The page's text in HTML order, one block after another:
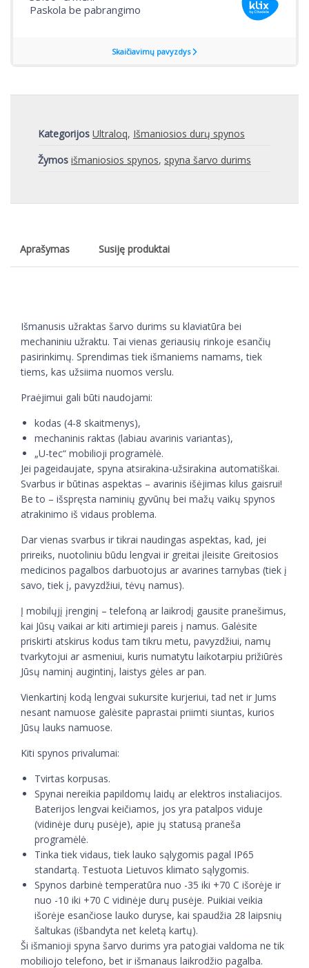
Kategorijos Ultraloq, Išmaniosios durų spynos
Žymos išmaniosios spynos, spyna šarvo durims
Aprašymas Susiję produktai
Išmanusis užraktas šarvo durims su klaviatūra bei
mechaniniu užraktu. Tai vienas geriausių rinkoje esančių
pasirinkimų. Sprendimas tiek išmaniems namams, tiek
tiems, kas užsiima nuomos verslu.
Praėjimui gali būti naudojami:
kodas (4-8 skaitmenys),
mechaninis raktas (labiau avarinis variantas),
„U-tec“ mobilioji programėlė.
Jei pageidaujate, spyna atsirakina-užsirakina automatiškai.
Svarbus ir būtinas aspektas – avarinis išėjimas kilus gaisrui!
Be to – išspręsta naminių gyvūnų bei mažų vaikų spynos
atrakinimo iš vidaus problema.
Dar vienas svarbus ir tikrai naudingas aspektas, kad, jei
prireiks, nuotoliniu būdu lengvai ir greitai įleisite Greitosios
medicinos pagalbos darbuotojus ar avarines tarnybas (tiek į
savo, tiek į, pavyzdžiui, tėvų namus).
Į mobilųjį įrenginį – telefoną ar laikrodį gausite pranešimus,
kai Jūsų vaikai ar kiti artimieji pareis į namus. Galėsite
priskirti atskirus kodus tam tikru metu, pavyzdžiui, namų
tvarkytojui ar asmeniui, kuris numatytu laikotarpiu prižiūrės
Jūsų naminį augintinį, laistys gėles ar pan.
Vienkartinį kodą lengvai sukursite kurjeriui, tad net ir Jums
nesant namuose galėsite paprastai priimti siuntas, kurios
Jūsų lauks namuose.
Kiti spynos privalumai:
Tvirtas korpusas.
Spynai nereikia papildomų laidų ar elektros instaliacijos.
Baterijos lengvai keičiamos, jos yra patalpos viduje
(vidinėje durų pusėje), apie jų statusą praneša
programėlė.
Tinka tiek vidaus, tiek lauko sąlygomis pagal IP65
standartą. Testuota Lietuvos klimato sąlygomis.
Spynos darbinė temperatūra nuo -35 iki +70 C išorėje ir
nuo -10 iki +70 C vidinėje durų pusėje. Puikiai veikia
išorėje esančiose lauko duryse, kai spaudžia 28 laipsnių
šaltukas (išbandyta net keletą kartų).
Ši išmanioji spyna šarvo durims yra patogiai valdoma ne tik
mobiliojo telefono, bet ir išmanaus laikrodžio pagalba.